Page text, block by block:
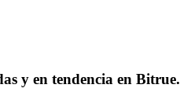
y en tendencia en Bitrue.